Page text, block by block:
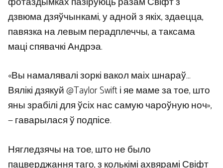
дзвюма дзяўчынкамі, у адной з якіх, здаецца,
павязка на левым перадплеччы, а таксама
маці спявачкі Андрэа.
«Вы намалявалі зоркі вакол маіх шнараў…
Вялікі дзякуй @Taylor Swift і яе маме за тое, што
яны зрабілі для ўсіх нас самую чароўную ноч»,
— гаварылася ў подпісе.
Нягледзячы на ​​тое, што не было
пацверджання таго, з колькімі ахвярамі Свіфт